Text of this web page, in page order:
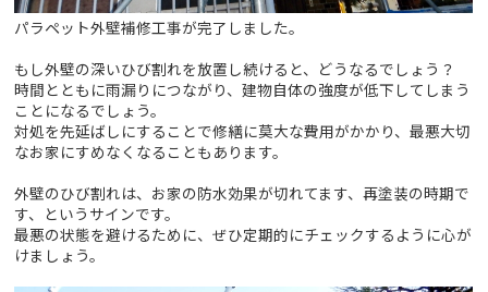
パラペット外壁補修工事が完了しました。
もし外壁の深いひび割れを放置し続けると、どうなるでしょう？
時間とともに雨漏りにつながり、建物自体の強度が低下してしまう
ことになるでしょう。
対処を先延ばしにすることで修繕に莫大な費用がかかり、最悪大切
なお家にすめなくなることもあります。
外壁のひび割れは、お家の防水効果が切れてます、再塗装の時期で
す、というサインです。
最悪の状態を避けるために、ぜひ定期的にチェックするように心が
けましょう。